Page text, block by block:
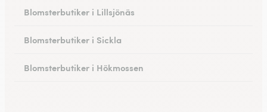
Blomsterbutiker i Lillsjönäs
Blomsterbutiker i Sickla
Blomsterbutiker i Hökmossen